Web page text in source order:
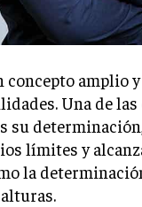
concepto amplio
Una de
su
límites y
la